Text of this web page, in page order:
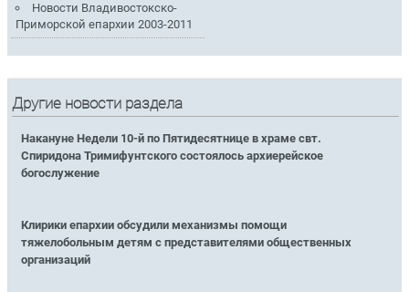
Новости Владивостокско-
Приморской епархии 2003-2011
Другие новости раздела
Накануне Недели 10-й по Пятидесятнице в храме свт.
Спиридона Тримифунтского состоялось архиерейское
богослужение
Клирики епархии обсудили механизмы помощи
тяжелобольным детям с представителями общественных
организаций